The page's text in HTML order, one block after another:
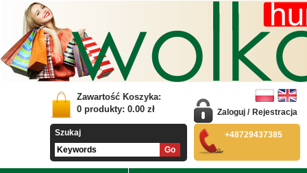
Zawartość Koszyka:
0 produkty: 0.00 zł
Szukaj
Zaloguj / Rejestracja
+48729437385